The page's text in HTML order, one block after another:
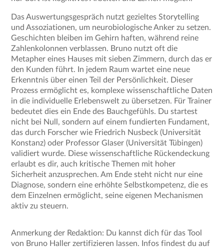
Das Auswertungsgespräch nutzt gezieltes Storytelling
und Assoziationen, um neurobiologische Anker zu setzen.
Geschichten bleiben im Gehirn haften, während reine
Zahlenkolonnen verblassen. Bruno nutzt oft die
Metapher eines Hauses mit sieben Zimmern, durch das er
den Kunden führt. In jedem Raum wartet eine neue
Erkenntnis über einen Teil der Persönlichkeit. Dieser
Prozess ermöglicht es, komplexe wissenschaftliche Daten
in die individuelle Erlebenswelt zu übersetzen. Für Trainer
bedeutet dies ein Ende des Bauchgefühls. Du startest
nicht bei Null, sondern auf einem fundierten Fundament,
das durch Forscher wie Friedrich Nusbeck (Universität
Konstanz) oder Professor Glaser (Universität Tübingen)
validiert wurde. Diese wissenschaftliche Rückendeckung
erlaubt es dir, auch kritische Themen mit hoher
Sicherheit anzusprechen. Am Ende steht nicht nur eine
Diagnose, sondern eine erhöhte Selbstkompetenz, die es
dem Einzelnen ermöglicht, seine eigenen Mechanismen
aktiv zu steuern.
Anmerkung der Redaktion: Du kannst dich für das Tool
von Bruno Haller zertifizieren lassen. Infos findest du auf